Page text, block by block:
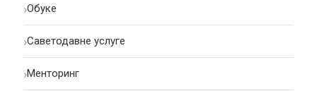
›Oбуке
›Саветодавне услуге
›Менторинг